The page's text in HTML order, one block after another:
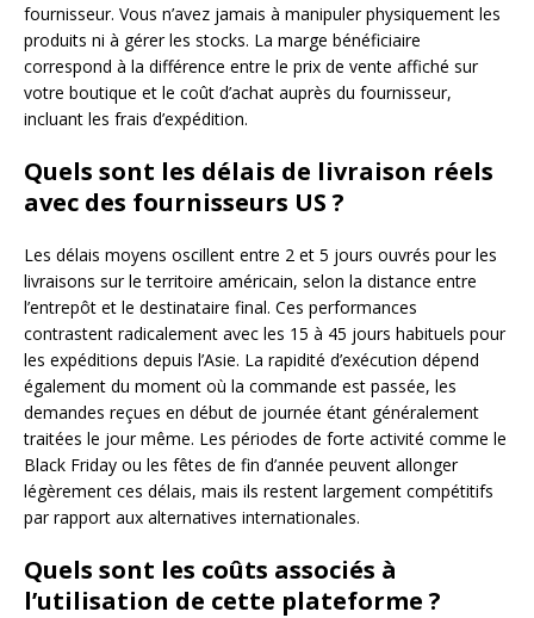
fournisseur. Vous n’avez jamais à manipuler physiquement les
produits ni à gérer les stocks. La marge bénéficiaire
correspond à la différence entre le prix de vente affiché sur
votre boutique et le coût d’achat auprès du fournisseur,
incluant les frais d’expédition.
Quels sont les délais de livraison réels
avec des fournisseurs US ?
Les délais moyens oscillent entre 2 et 5 jours ouvrés pour les
livraisons sur le territoire américain, selon la distance entre
l’entrepôt et le destinataire final. Ces performances
contrastent radicalement avec les 15 à 45 jours habituels pour
les expéditions depuis l’Asie. La rapidité d’exécution dépend
également du moment où la commande est passée, les
demandes reçues en début de journée étant généralement
traitées le jour même. Les périodes de forte activité comme le
Black Friday ou les fêtes de fin d’année peuvent allonger
légèrement ces délais, mais ils restent largement compétitifs
par rapport aux alternatives internationales.
Quels sont les coûts associés à
l’utilisation de cette plateforme ?